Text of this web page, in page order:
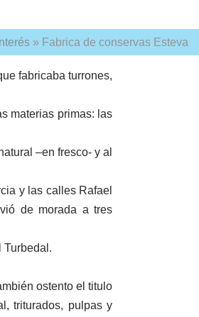
» Fabrica de conservas Esteva
fabricaba turrones,
materias primas: las
–en fresco- y al
y las calles Rafael
de morada a tres
Turbedal.
ostento el titulo
triturados, pulpas y